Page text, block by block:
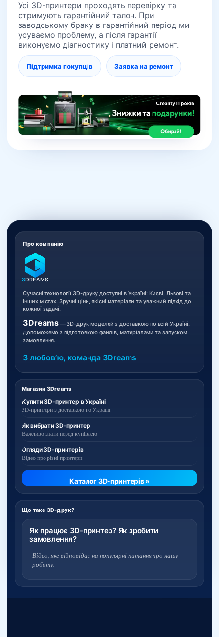
Усі 3D-принтери проходять перевірку та
отримують гарантійний талон. При
заводському браку в гарантійний період ми
усуваємо проблему, а після гарантії
виконуємо діагностику і платний ремонт.
Підтримка покупців Заявка на ремонт
Магазин 3Dreams
Купити 3D-принтер в Україні
3D-принтери з доставкою по Україні
Як вибрати 3D-принтер
Важливо знати перед купівлею
Огляди 3D-принтерів
Відео про різні принтери
Каталог 3D-принтерів »
Що таке 3D-друк?
Як працює 3D-принтер? Як зробити
замовлення?
Відео, яке відповідає на популярні питання про нашу
роботу.
Про компанію
3DREAMS
Сучасні технології 3D-друку доступні в Україні: Києві, Львові та
інших містах. Зручні ціни, якісні матеріали та уважний підхід до
кожної задачі.
3Dreams— 3D-друк моделей з доставкою по всій Україні.
Допоможемо з підготовкою файлів, матеріалами та запуском
замовлення.
З любовʼю, команда 3Dreams